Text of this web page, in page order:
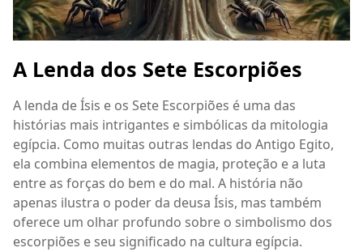
A Lenda dos Sete Escorpiões
A lenda de Ísis e os Sete Escorpiões é uma das
histórias mais intrigantes e simbólicas da mitologia
egípcia. Como muitas outras lendas do Antigo Egito,
ela combina elementos de magia, proteção e a luta
entre as forças do bem e do mal. A história não
apenas ilustra o poder da deusa Ísis, mas também
oferece um olhar profundo sobre o simbolismo dos
escorpiões e seu significado na cultura egípcia.